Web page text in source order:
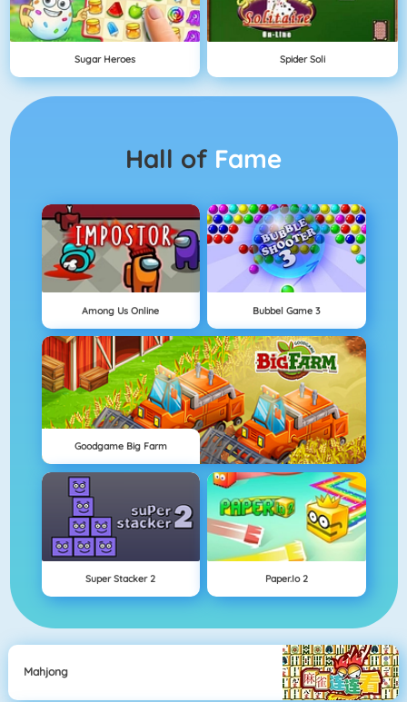
Sugar Heroes Spider Soli
Hall of Fame
Among Us Online Bubbel Game 3
Goodgame Big Farm
Super Stacker 2 Paper.io 2
Mahjong